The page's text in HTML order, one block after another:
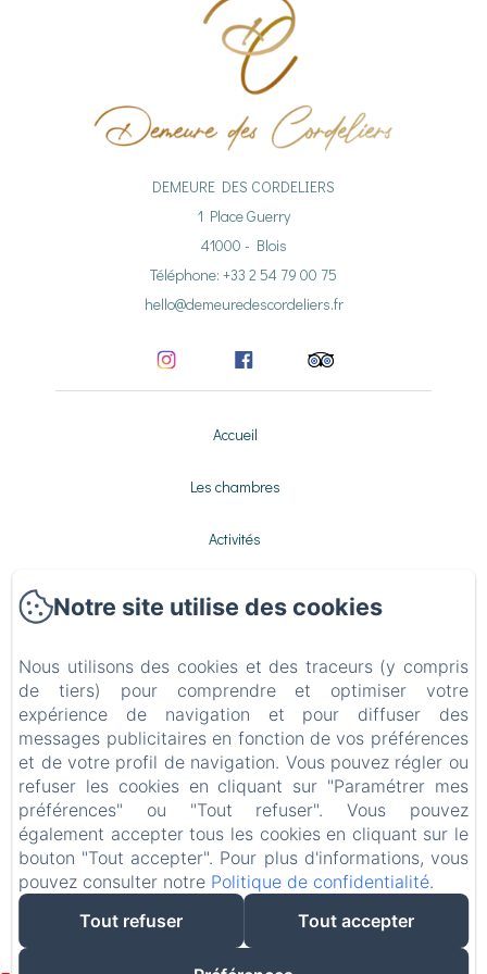
DEMEURE DES CORDELIERS
1 Place Guerry
41000 - Blois
Téléphone: +33 2 54 79 00 75
hello@demeuredescordeliers.fr
Accueil
Les chambres
Activités
Politique de confidentialité
Informations légales
Informations sur les cookies
EN FR ES IT DE NL
Créé par Amenitiz
Conditions Générales de Vente
Notre site utilise des cookies
Nous utilisons des cookies et des traceurs (y compris
de tiers) pour comprendre et optimiser votre
expérience de navigation et pour diffuser des
messages publicitaires en fonction de vos préférences
et de votre profil de navigation. Vous pouvez régler ou
refuser les cookies en cliquant sur "Paramétrer mes
préférences" ou "Tout refuser". Vous pouvez
également accepter tous les cookies en cliquant sur le
bouton "Tout accepter". Pour plus d'informations, vous
pouvez consulter notre Politique de confidentialité.
Tout refuser
Tout accepter